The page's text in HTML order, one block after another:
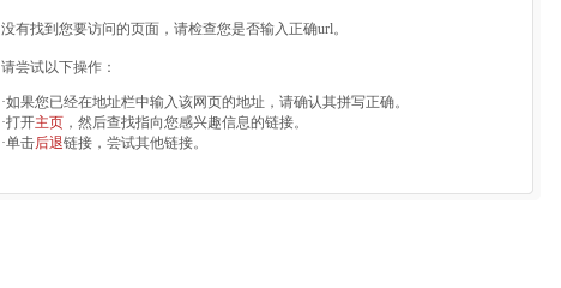
没有找到您要访问的页面，请检查您是否输入正确url。
请尝试以下操作：
·如果您已经在地址栏中输入该网页的地址，请确认其拼写正确。
·打开主页 ，然后查找指向您感兴趣信息的链接。
·单击后退链接，尝试其他链接。